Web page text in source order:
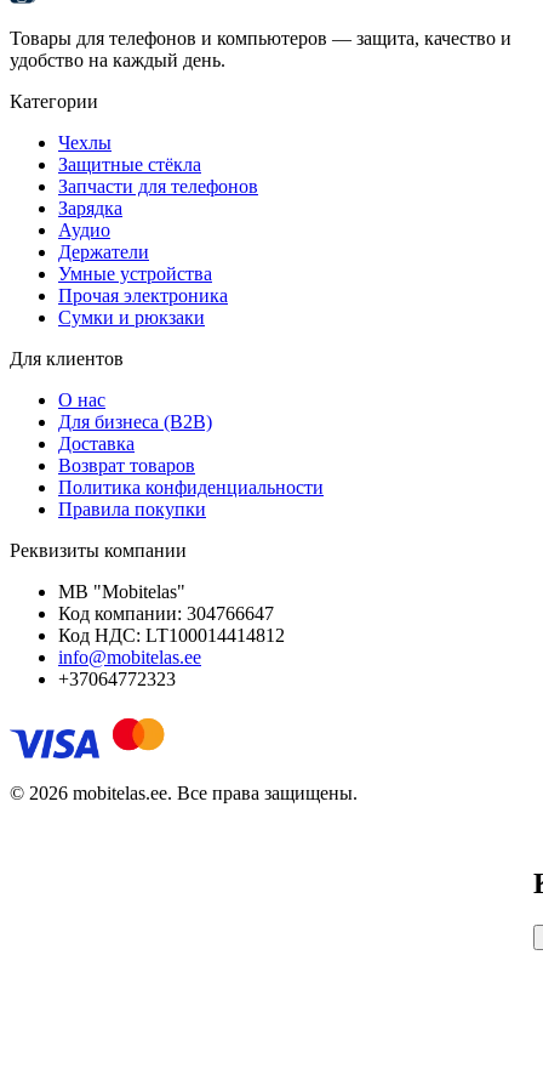
Товары для телефонов и компьютеров — защита, качество и
удобство на каждый день.
Категории
Чехлы
Защитные стёкла
Запчасти для телефонов
Зарядка
Аудио
Держатели
Умные устройства
Прочая электроника
Сумки и рюкзаки
Для клиентов
О нас
Для бизнеса (B2B)
Доставка
Возврат товаров
Политика конфиденциальности
Правила покупки
Реквизиты компании
MB "Mobitelas"
Код компании: 304766647
Код НДС: LT100014414812
info@mobitelas.ee
+37064772323
© 2026 mobitelas.ee. Все права защищены.